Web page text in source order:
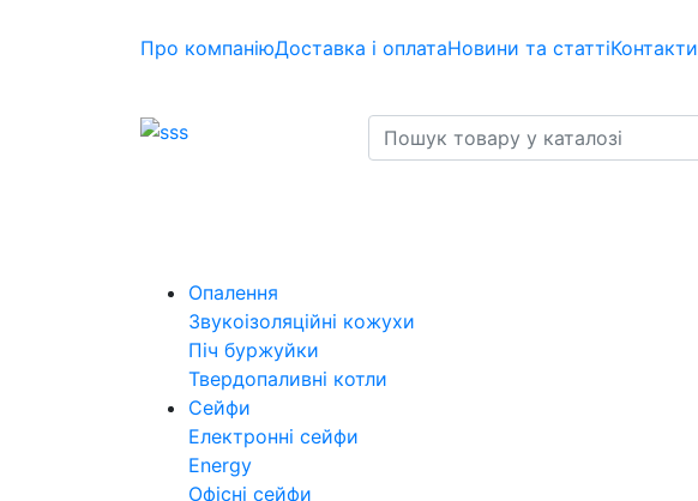
Про компаніюДоставка і оплатаНовини та статтіКонтакти
Опалення
Звукоізоляційні кожухи
Піч буржуйки
Твердопаливні котли
Сейфи
Електронні сейфи
Energy
Офісні сейфи